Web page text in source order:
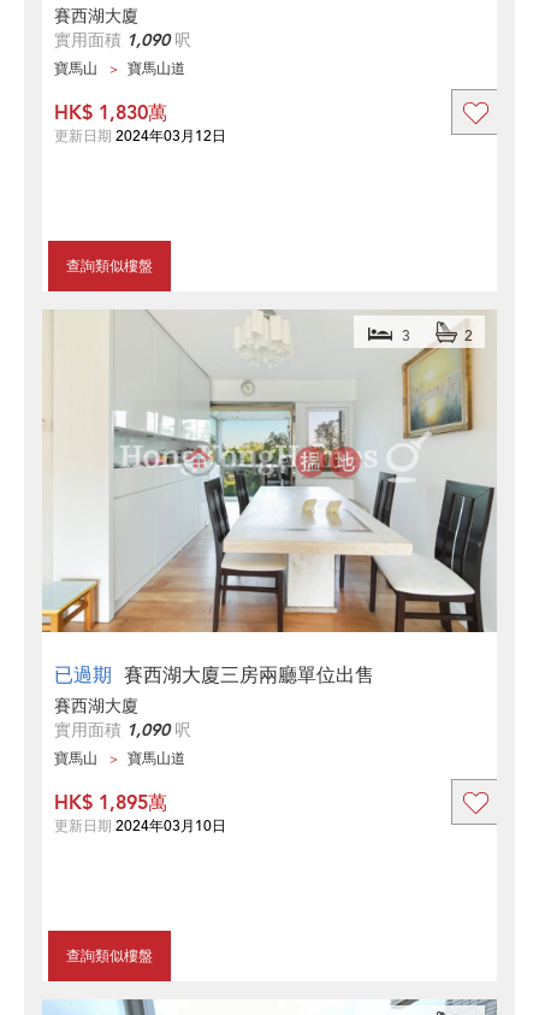
賽西湖大廈
實用面積 1,090呎
寶馬山 寶馬山道
查詢類似樓盤
HK$ 1,830萬
更新日期 2024年03月12日
已過期 賽西湖大廈三房兩廳單位出售
3 2
賽西湖大廈
實用面積 1,090呎
寶馬山 寶馬山道
查詢類似樓盤
HK$ 1,895萬
更新日期 2024年03月10日